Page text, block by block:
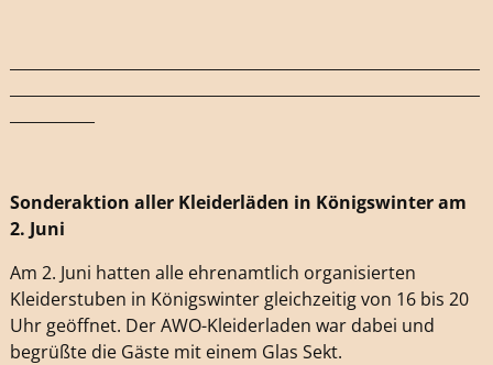
Sonderaktion aller Kleiderläden in Königswinter am
2. Juni
Am 2. Juni hatten alle ehrenamtlich organisierten
Kleiderstuben in Königswinter gleichzeitig von 16 bis 20
Uhr geöffnet. Der AWO-Kleiderladen war dabei und
begrüßte die Gäste mit einem Glas Sekt.